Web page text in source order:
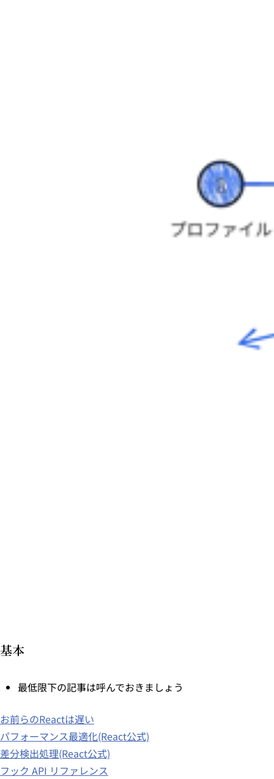
基本
最低限下の記事は呼んでおきましょう
お前らのReactは遅い
パフォーマンス最適化(React公式)
差分検出処理(React公式)
フック API リファレンス